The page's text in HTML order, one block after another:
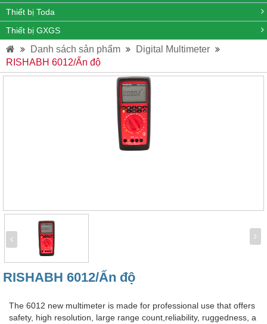
Thiết bị Toda
Thiết bị GXGS
Danh sách sản phẩm
Digital Multimeter
RISHABH 6012/Ấn độ
RISHABH 6012/Ấn độ
The 6012 new multimeter is made for professional use that offers
safety, high resolution, large range count,reliability, ruggedness, a